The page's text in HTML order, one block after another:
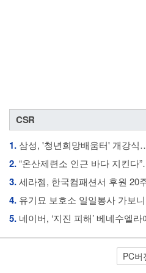
CSR
1.삼성, '청년희망배움터' 개강식
2.“온산제련소 인근 바다 지킨다
3.세라젬, 한국컴패션서 후원 20
4. 유기묘 보호소 일일봉사 가보
5. 네이버, ‘지진 피해’ 베네수엘
PC버